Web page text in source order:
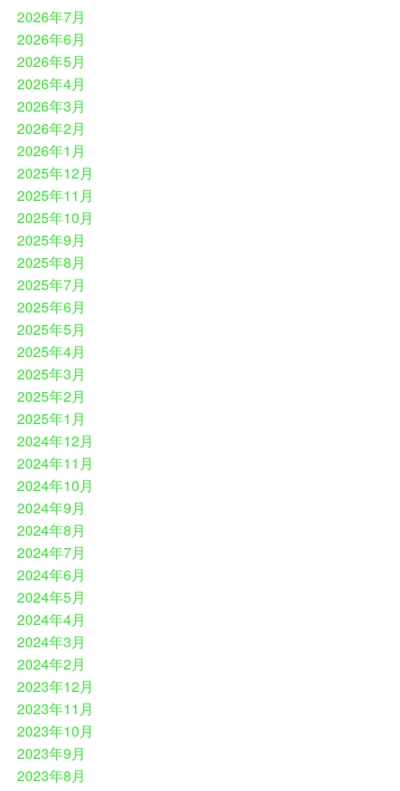
2026年7月
2026年6月
2026年5月
2026年4月
2026年3月
2026年2月
2026年1月
2025年12月
2025年11月
2025年10月
2025年9月
2025年8月
2025年7月
2025年6月
2025年5月
2025年4月
2025年3月
2025年2月
2025年1月
2024年12月
2024年11月
2024年10月
2024年9月
2024年8月
2024年7月
2024年6月
2024年5月
2024年4月
2024年3月
2024年2月
2023年12月
2023年11月
2023年10月
2023年9月
2023年8月